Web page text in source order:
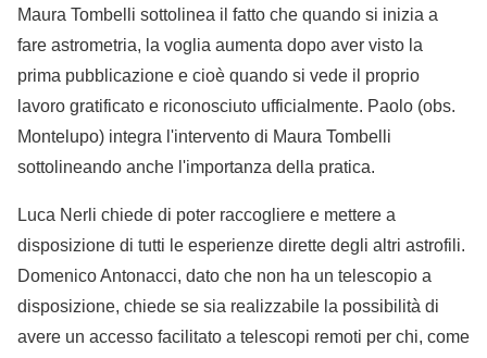
Maura Tombelli sottolinea il fatto che quando si inizia a
fare astrometria, la voglia aumenta dopo aver visto la
prima pubblicazione e cioè quando si vede il proprio
lavoro gratificato e riconosciuto ufficialmente. Paolo (obs.
Montelupo) integra l'intervento di Maura Tombelli
sottolineando anche l'importanza della pratica.
Luca Nerli chiede di poter raccogliere e mettere a
disposizione di tutti le esperienze dirette degli altri astrofili.
Domenico Antonacci, dato che non ha un telescopio a
disposizione, chiede se sia realizzabile la possibilità di
avere un accesso facilitato a telescopi remoti per chi, come